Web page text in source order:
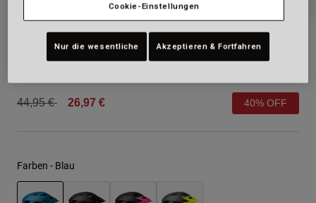
Sidetrack für Kinder
Price reduced from
44,95 €to 26,97 € 40% OFF
Farben - Blau
Cookie-Einstellungen
Nur die wesentliche Akzeptieren & Fortfahren